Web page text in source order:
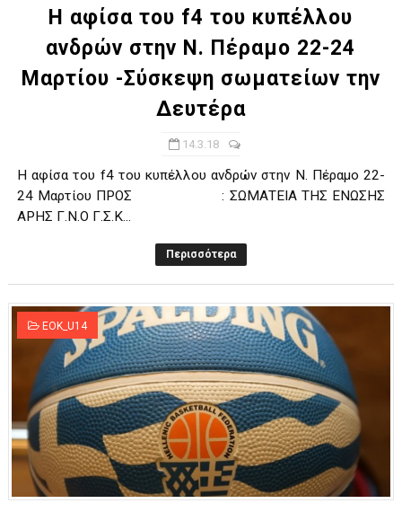
H αφίσα του f4 του κυπέλλου
ανδρών στην Ν. Πέραμο 22-24
Μαρτίου -Σύσκεψη σωματείων την
Δευτέρα
14.3.18
H αφίσα του f4 του κυπέλλου ανδρών στην Ν. Πέραμο 22-
24 Μαρτίου ΠΡΟΣ : ΣΩΜΑΤΕΙΑ ΤΗΣ ΕΝΩΣΗΣ
ΑΡΗΣ Γ.Ν.Ο Γ.Σ.Κ...
Περισσότερα
EOK_U14